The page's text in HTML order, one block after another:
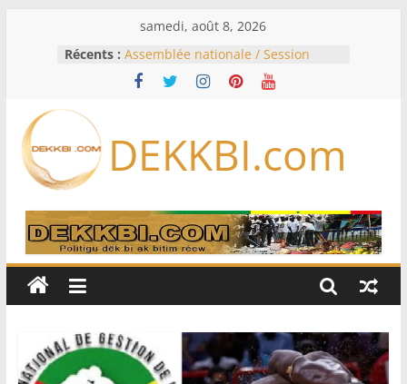
samedi, août 8, 2026
Récents : Assemblée nationale / Session
extraordinaire: Six commissions
d’enquête à l’ordre du jour ce lundi
Bénin: Patrice Talon élu président
du Sénat, moins de trois mois
Pakistan et la Turquie signent un
accord de défense
RD Congo: Kinshasa interdit les
exportations de cuivre et de cobalt
production
DEKKBI.com